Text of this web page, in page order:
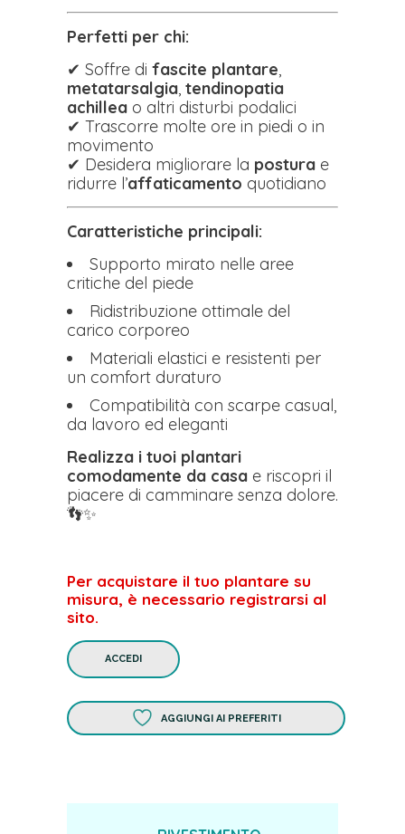
Perfetti per chi:
✔ Soffre di fascite plantare,
metatarsalgia, tendinopatia
achillea o altri disturbi podalici
✔ Trascorre molte ore in piedi o in
movimento
✔ Desidera migliorare la postura e
ridurre l’affaticamento quotidiano
Caratteristiche principali:
Supporto mirato nelle aree
critiche del piede
Ridistribuzione ottimale del
carico corporeo
Materiali elastici e resistenti per
un comfort duraturo
Compatibilità con scarpe casual,
da lavoro ed eleganti
Realizza i tuoi plantari
comodamente da casa e riscopri il
piacere di camminare senza dolore.
👣✨
Per acquistare il tuo plantare su
misura, è necessario registrarsi al
sito.
ACCEDI
AGGIUNGI AI PREFERITI